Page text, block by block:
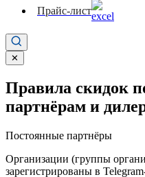
Прайс-лист
✕
Правила скидок
партнёрам и
Постоянные партнёры
Организации (группы
зарегистрированы в